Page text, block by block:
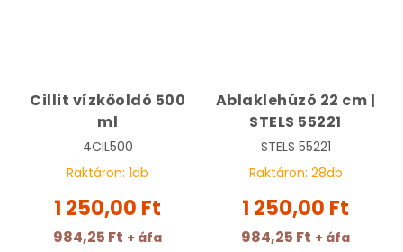
Cillit vízkőoldó 500
ml
4CIL500
Raktáron: 1db
1 250,00 Ft
984,25 Ft + áfa
Ablaklehúzó 22 cm |
STELS 55221
STELS 55221
Raktáron: 28db
1 250,00 Ft
984,25 Ft + áfa